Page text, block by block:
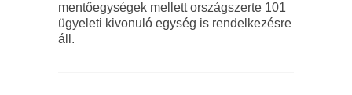
mentőegységek mellett országszerte 101
ügyeleti kivonuló egység is rendelkezésre
áll.